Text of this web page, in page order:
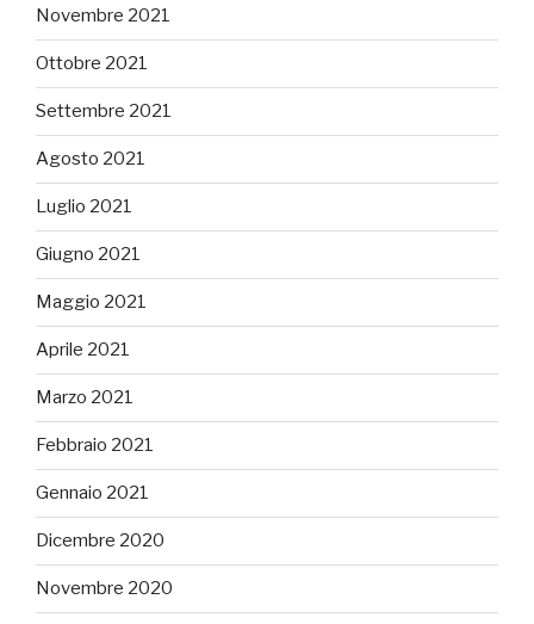
Novembre 2021
Ottobre 2021
Settembre 2021
Agosto 2021
Luglio 2021
Giugno 2021
Maggio 2021
Aprile 2021
Marzo 2021
Febbraio 2021
Gennaio 2021
Dicembre 2020
Novembre 2020